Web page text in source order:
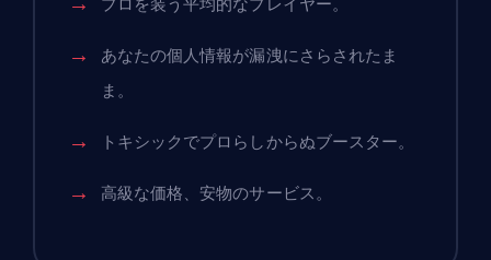
あなたの個人情報が漏洩にさらされたま
ま。
トキシックでプロらしからぬブースター。
高級な価格、安物のサービス。